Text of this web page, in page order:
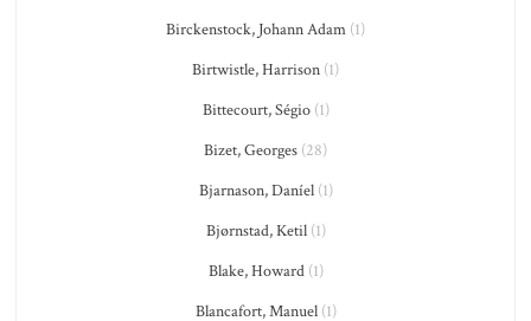
Birckenstock, Johann Adam (1)
Birtwistle, Harrison (1)
Bittecourt, Ségio(1)
Bizet, Georges (28)
Bjarnason, Daníel(1)
Bjørnstad, Ketil(1)
Blake, Howard(1)
Blancafort, Manuel(1)